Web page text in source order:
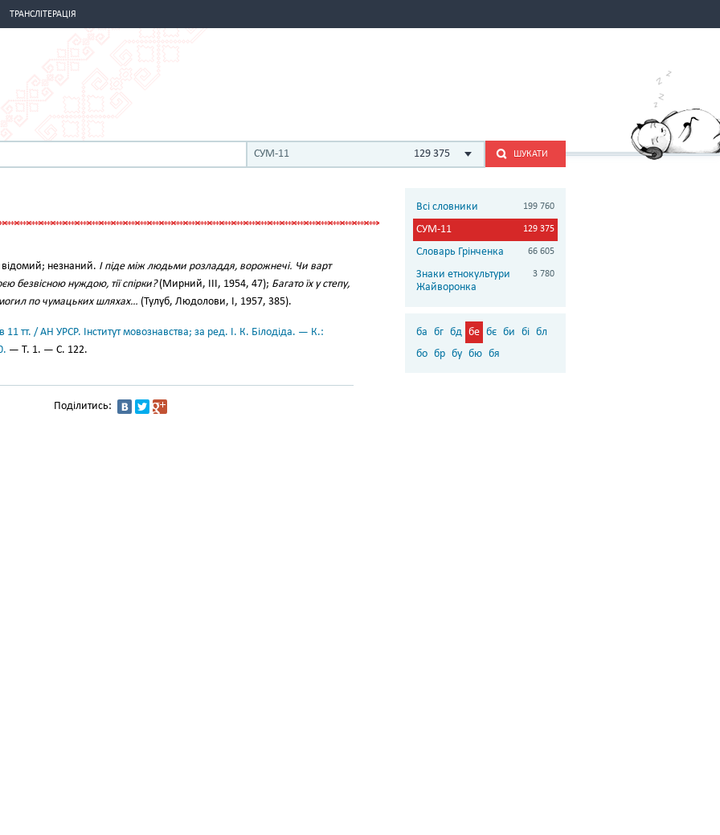
ТРАНСЛІТЕРАЦІЯ
СУМ-11 129 375 ШУКАТИ
незнаний. І піде між людьми розладдя, ворожнечі. Чи варт
безвісною нуждою, тії спірки?(Мирний, III, 1954, 47); Багато їх у степу,
по чумацьких шляхах… (Тулуб, Людолови, І, 1957, 385).
11 тт. / АН УРСР. Інститут мовознавства; за ред. І. К. Білодіда. — К.:
— Т. 1. — С. 122.
Поділитись:
Всі словники 199 760
СУМ-11 129 375
Словарь Грінченка 66 605
Знаки етнокультури
Жайворонка
3 780
ба бг бд бе бє би бі бл
бо бр бу бю бя